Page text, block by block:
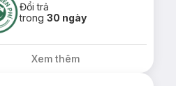
Đổi trả
trong30 ngày
Xem thêm